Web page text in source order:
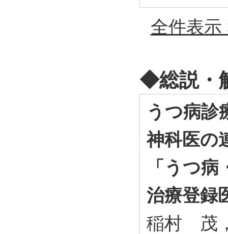
全件表示
◆総説・
うつ病診
神科医の
「うつ
治療登録
稲村 茂